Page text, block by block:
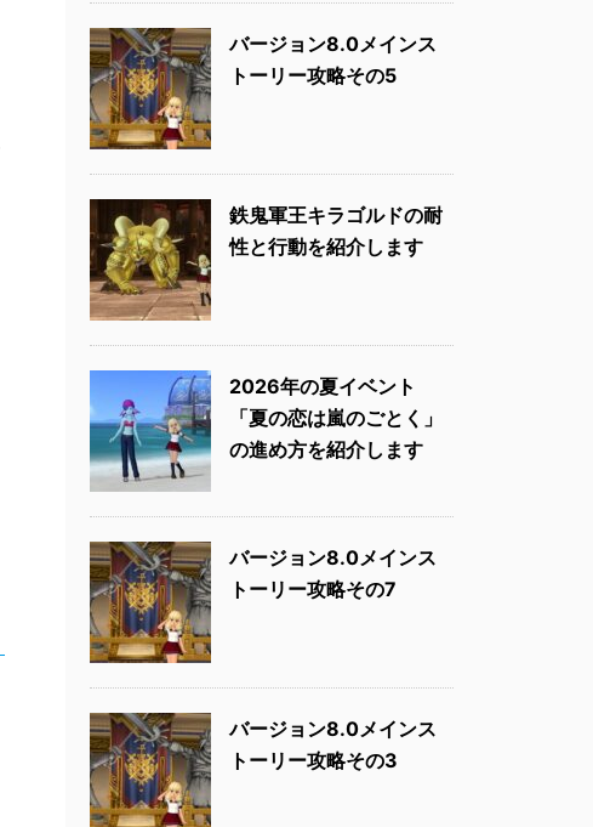
バージョン8.0メインス
トーリー攻略その5
鉄鬼軍王キラゴルドの耐
性と行動を紹介します
2026年の夏イベント
「夏の恋は嵐のごとく」
の進め方を紹介します
バージョン8.0メインス
トーリー攻略その7
バージョン8.0メインス
トーリー攻略その3